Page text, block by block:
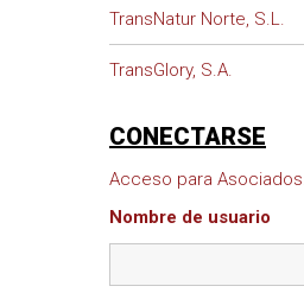
TransNatur Norte, S.L.
TransGlory, S.A.
CONECTARSE
Acceso para Asociados.
Nombre de usuario